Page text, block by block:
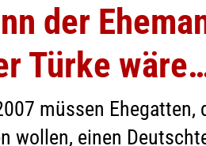
der
Türke
müssen
wollen, einen